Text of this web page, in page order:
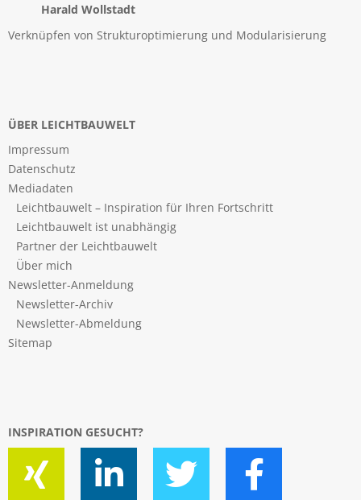
Harald Wollstadt
Verknüpfen von Strukturoptimierung und Modularisierung
ÜBER LEICHTBAUWELT
Impressum
Datenschutz
Mediadaten
Leichtbauwelt – Inspiration für Ihren Fortschritt
Leichtbauwelt ist unabhängig
Partner der Leichtbauwelt
Über mich
Newsletter-Anmeldung
Newsletter-Archiv
Newsletter-Abmeldung
Sitemap
INSPIRATION GESUCHT?